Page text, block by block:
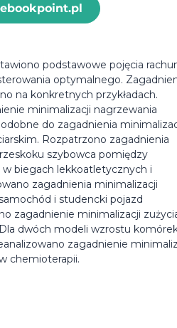
podstawowe pojęcia
optymalnego.
na konkretnych przykładach.
minimalizacji nagrzewania
do zagadnienia
Rozpatrzono zagadnienia
szybowca pomiędzy
biegach lekkoatletycznych i
zagadnienia minimalizacji
i studencki pojazd
zagadnienie minimalizacji
dwóch modeli wzrostu
zagadnienie
chemioterapii.